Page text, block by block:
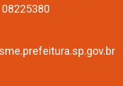
08225380